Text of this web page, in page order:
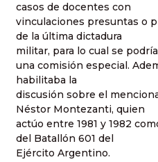
casos de docentes con
vinculaciones presuntas o
de la última dictadura
militar, para lo cual se
una comisión especial.
habilitaba la
discusión sobre el
Néstor Montezanti, quien
actúo entre 1981 y 1982
del Batallón 601 del
Ejército Argentino.